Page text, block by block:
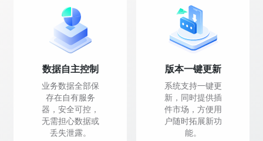
数据自主控制
业务数据全部保
存在自有服务
器，安全可控，
无需担心数据或
丢失泄露。
版本一键更新
系统支持一键更
新，同时提供插
件市场，方便用
户随时拓展新功
能。